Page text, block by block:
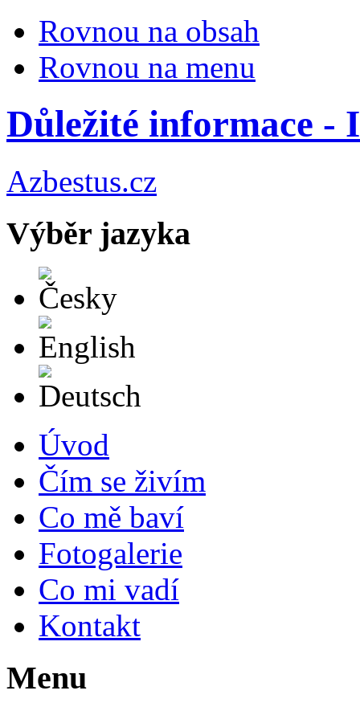
Rovnou na obsah
Rovnou na menu
Důležité informace -
Azbestus.cz
Výběr jazyka
Úvod
Čím se živím
Co mě baví
Fotogalerie
Co mi vadí
Kontakt
Menu